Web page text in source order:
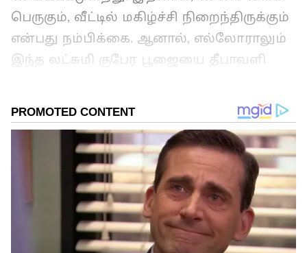
பெருகும், வீட்டில் மகிழ்ச்சி நிறைந்திருக்கும்
என்பது நம்பிக்கை. ஆனால், எல்லோராலும்
இந்த லட்சுமி குபேர பூஜையை தீபாவளி
மேலும் படிக்க ...தீபாவளி அன்று இந்த 2
பொருளையும் வாங்கி வைத்திருந்தால்
போதும், இந்த வருடம் முழுவதும் நமக்கு
பண மழை பொழியும்..!
ஏசியாநெட் தமிழ்-ஐ உங்கள் முதன்மைத்
தேர்வாக்குங்கள்